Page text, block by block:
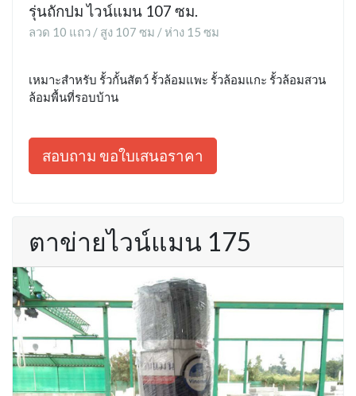
รุ่นถักปม ไวน์แมน 107 ซม.
ลวด 10 แถว / สูง 107 ซม / ห่าง 15 ซม
เหมาะสำหรับ รั้วกั้นสัตว์ รั้วล้อมแพะ รั้วล้อมแกะ รั้วล้อมสวน
ล้อมพื้นที่รอบบ้าน
สอบถาม ขอใบเสนอราคา
ตาข่ายไวน์แมน 175